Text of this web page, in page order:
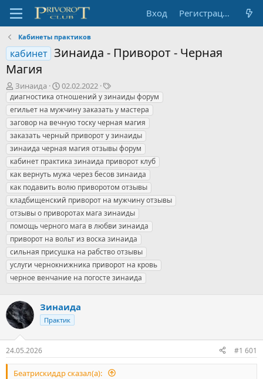
Вход Регистрация
Кабинеты практиков
кабинет Зинаида - Приворот - Черная
Магия
А
в
т
о
р
т
е
м
ы
Зинаида
Д
а
т
а
н
а
ч
а
л
а
02.02.2022
Т
е
г
и
диагностика отношений у зинаиды форум
егильет на мужчину заказать у мастера
заговор на вечную тоску черная магия
заказать черный приворот у зинаиды
зинаида черная магия отзывы форум
кабинет практика зинаида приворот клуб
как вернуть мужа через бесов зинаида
как подавить волю приворотом отзывы
кладбищенский приворот на мужчину отзывы
отзывы о приворотах мага зинаиды
помощь черного мага в любви зинаида
приворот на вольт из воска зинаида
сильная присушка на рабство отзывы
услуги чернокнижника приворот на кровь
черное венчание на погосте зинаида
Зинаида
Практик
24.05.2026 #1 601
Беатрискиддр сказал(а):